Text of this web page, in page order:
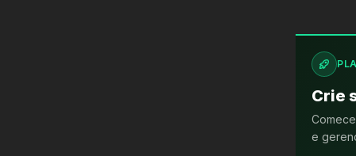
Crie
e